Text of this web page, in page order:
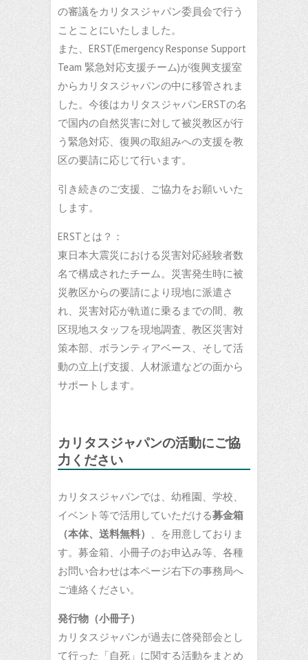
の審議をカリタスジャパン委員会で行う
ことことにいたしました。
また、ERST(Emergency Response Support
Team 緊急対応支援チーム)が復興支援室
からカリタスジャパンの中に移管されま
した。今後はカリタスジャパンERSTの名
で国内の自然災害に対して被災教区が行
う緊急対応、復興の取組みへの支援を教
区の要請に応じて行います。
引き続きのご支援、ご協力をお願いいた
します。
ERSTとは？：
東日本大震災における災害対応経験者数
名で構成されたチーム。災害発生時に被
災教区からの要請により現地に派遣さ
れ、災害対応が軌道に乗るまでの間、教
区現地スタッフを現地調査、教区災害対
策本部、ボランティアベース、そして活
動の立上げ支援、人材派遣などの面から
サポートします。
カリタスジャパンの活動にご協
力ください
カリタスジャパンでは、幼稚園、学校、
イベント等で活用していただける募金箱
（本体、送料無料）
、を用意しておりま
す。募金箱、小冊子のお申込み等、各種
お問い合わせは本ページ右下の事務局へ
ご連絡ください。
発行物（小冊子）
カリタスジャパンが過去に啓発部会とし
て行った「自死」に関する活動をまとめ